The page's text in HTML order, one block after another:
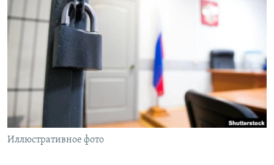
СИБИРЬ.РЕАЛИИ
РАСПИСАНИЕ ВЕЩАНИЯ
ПОДПИШИТЕСЬ НА РАССЫЛКУ
СОЦИАЛЬНЫЕ СЕТИ
Иллюстративное фото